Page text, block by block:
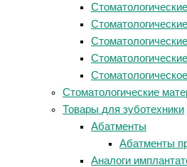
Стоматологические
Товары для зуботехники
Абатменты
Абатменты
Аналоги